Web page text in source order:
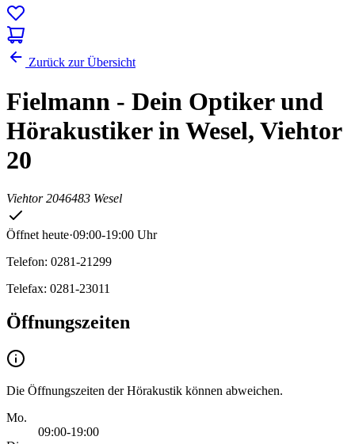
Zurück zur Übersicht
Fielmann - Dein Optiker und
Hörakustiker in Wesel, Viehtor
20
Viehtor 2046483 Wesel
Öffnet heute·09:00-19:00 Uhr
Telefon: 0281-21299
Telefax: 0281-23011
Öffnungszeiten
Die Öffnungszeiten der Hörakustik können abweichen.
Mo.
09:00-19:00